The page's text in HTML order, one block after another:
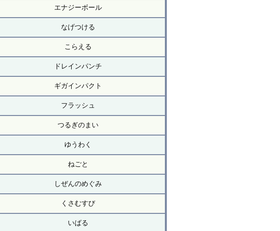
エナジーボール
なげつける
こらえる
ドレインパンチ
ギガインパクト
フラッシュ
つるぎのまい
ゆうわく
ねごと
しぜんのめぐみ
くさむすび
いばる